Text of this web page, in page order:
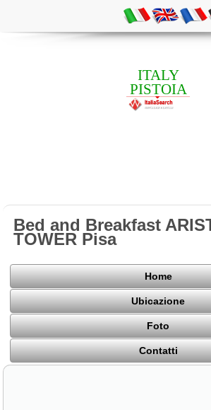
ITALY
PISTOIA
Bed and Breakfast
TOWER Pisa
Home
Ubicazione
Foto
Contatti